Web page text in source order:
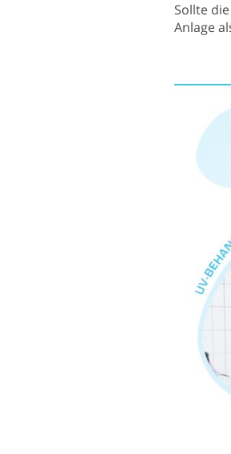
Sollte
Anlage